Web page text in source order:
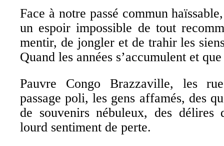
Face à notre passé commun
un espoir impossible de tout
mentir, de jongler et de trahir les
Quand les années s’accumulent et
Pauvre Congo Brazzaville, les
passage poli, les gens affamés, des
de souvenirs nébuleux, des délires
lourd sentiment de perte.